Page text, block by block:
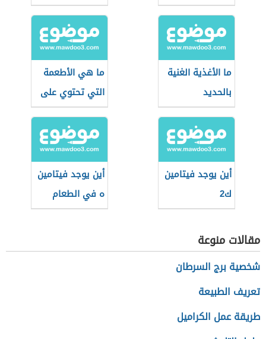
الشمس
ما الأغذية الغنية
بالحديد
ما هي الأطعمة
التي تحتوي على
الحديد بنسب
عالية
أين يوجد فيتامين
ك2
أين يوجد فيتامين
ه في الطعام
مقالات منوعة
شخصية برج السرطان
تعريف الطبيعة
طريقة عمل الكراميل